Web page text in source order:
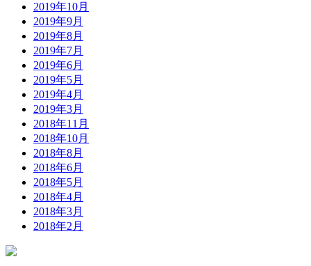
2019年10月
2019年9月
2019年8月
2019年7月
2019年6月
2019年5月
2019年4月
2019年3月
2018年11月
2018年10月
2018年8月
2018年6月
2018年5月
2018年4月
2018年3月
2018年2月